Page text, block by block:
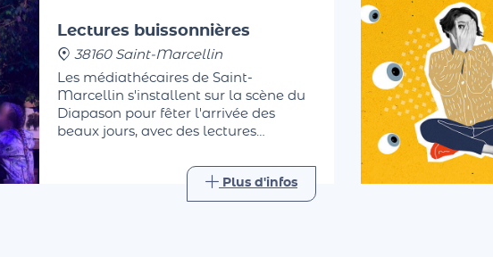
Lectures buissonnières
38160 Saint-Marcellin
Les médiathécaires de Saint-
Marcellin s'installent sur la scène du
Diapason pour fêter l'arrivée des
beaux jours, avec des lectures
Plus d'infos